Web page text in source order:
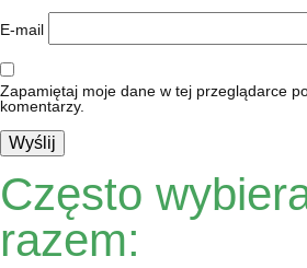
E-mail
Zapamiętaj moje dane w tej przeglądarce
komentarzy.
Często
razem: